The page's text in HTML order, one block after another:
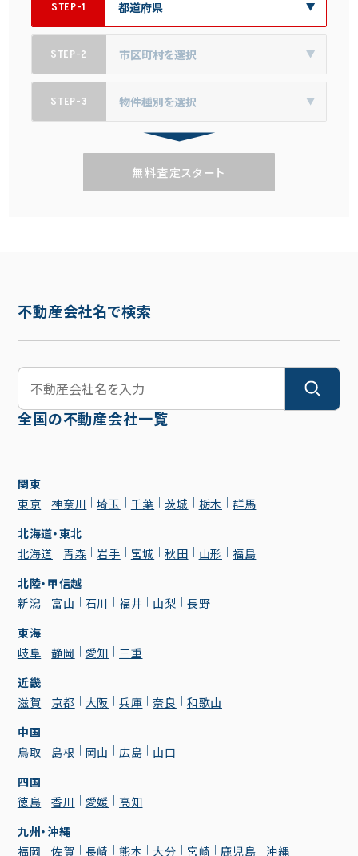
STEP-1
STEP-2
STEP-3
無料査定スタート
不動産会社名で検索
全国の不動産会社一覧
関東
東京
神奈川 埼玉 千葉 茨城 栃木
群馬
北海道・東北
北海道
青森 岩手 宮城 秋田 山形
福島
北陸・甲信越
新潟
富山 石川 福井 山梨
長野
東海
岐阜
静岡 愛知
三重
近畿
滋賀
京都 大阪 兵庫 奈良
和歌山
中国
鳥取
島根 岡山 広島
山口
四国
徳島
香川 愛媛
高知
九州・沖縄
福岡
佐賀 長崎 熊本 大分 宮崎 鹿児島 沖縄